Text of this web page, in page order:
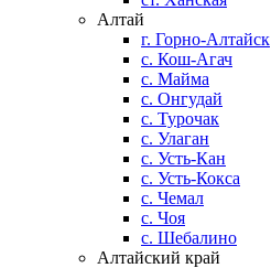
Алтай
г. Горно-Алтайск
с. Кош-Агач
с. Майма
с. Онгудай
с. Турочак
с. Улаган
с. Усть-Кан
с. Усть-Кокса
с. Чемал
с. Чоя
с. Шебалино
Алтайский край